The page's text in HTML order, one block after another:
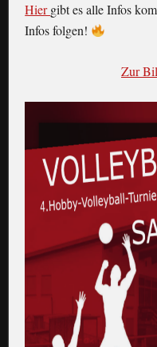
Hiergibt es alle Infos
Infos folgen!
Zur